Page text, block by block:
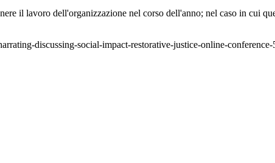
il lavoro dell'organizzazione nel corso dell'anno; nel caso in cui
discussing-social-impact-restorative-justice-online-conference-